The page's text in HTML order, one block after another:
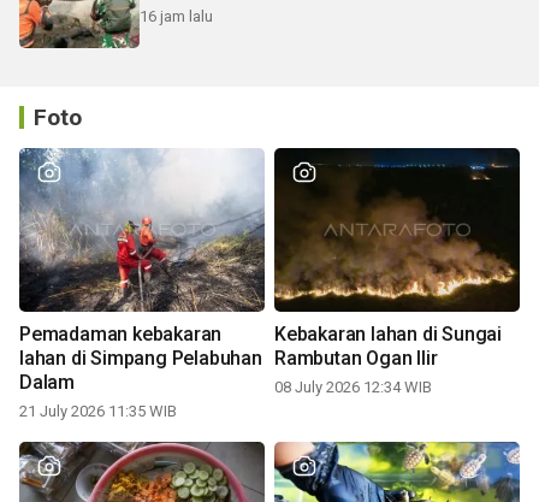
16 jam lalu
Foto
Pemadaman kebakaran
lahan di Simpang Pelabuhan
Dalam
21 July 2026 11:35 WIB
Kebakaran lahan di Sungai
Rambutan Ogan Ilir
08 July 2026 12:34 WIB